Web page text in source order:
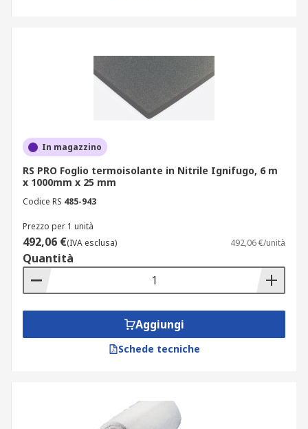
In magazzino
RS PRO Foglio termoisolante in Nitrile Ignifugo, 6 m
x 1000mm x 25 mm
Codice RS 485-943
Prezzo per 1 unità
492,06 €(IVA esclusa) 492,06 €/unità
Quantità
Aggiungi
Schede tecniche